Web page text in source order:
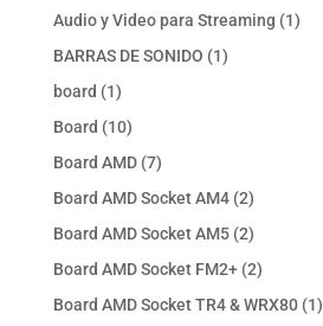
productos
Audio y Video para Streaming 11
BARRAS DE SONIDO 11
board 11
producto
Board 1010
productos
Board AMD 77
productos
Board AMD Socket AM4 22
productos
Board AMD Socket AM5 22
productos
Board AMD Socket FM2+ 22
productos
Board AMD Socket TR4 & WRX80 11